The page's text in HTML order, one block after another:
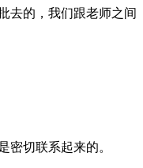
去的，我们跟老师之间
切联系起来的。